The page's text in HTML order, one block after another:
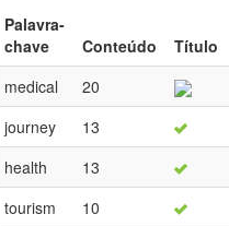
Palavra-
chave
Conteúdo
Título
medical
20
journey
13
health
13
tourism
10